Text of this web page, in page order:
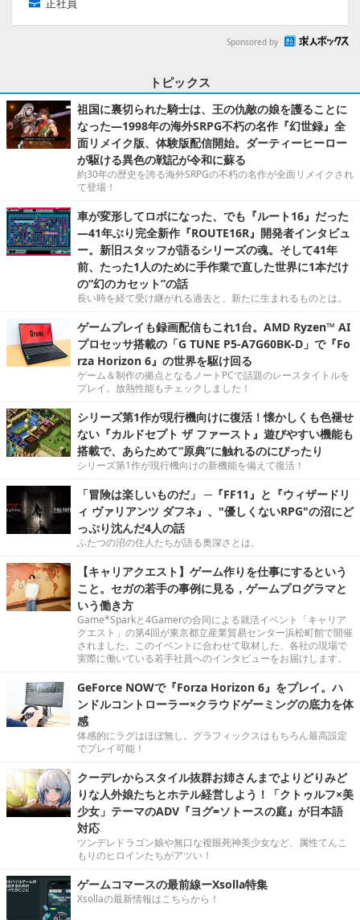
正社員
Sponsored by
トピックス
祖国に裏切られた騎士は、王の仇敵の娘を護ることに
なった―1998年の海外SRPG不朽の名作『幻世録』全
面リメイク版、体験版配信開始。ダーティーヒーロー
が駆ける異色の戦記が令和に蘇る
約30年の歴史を誇る海外SRPGの不朽の名作が全面リメイクされ
て登場！
車が変形してロボになった、でも『ルート16』だった
―41年ぶり完全新作『ROUTE16R』開発者インタビュ
ー。新旧スタッフが語るシリーズの魂。そして41年
前、たった1人のために手作業で直した世界に1本だけ
の“幻のカセット”の話
長い時を経て受け継がれる過去と、新たに生まれるものとは。
ゲームプレイも録画配信もこれ1台。AMD Ryzen™ AI
プロセッサ搭載の「G TUNE P5-A7G60BK-D」で『Fo
rza Horizon 6』の世界を駆け回る
ゲーム＆制作の拠点となるノートPCで話題のレースタイトルを
プレイ。放熱性能もチェックしました！
シリーズ第1作が現行機向けに復活！懐かしくも色褪せ
ない『カルドセプト ザ ファースト』遊びやすい機能も
搭載で、あらためて“原典”に触れるのにぴったり
シリーズ第1作が現行機向けの新機能を備えて復活！
「冒険は楽しいものだ」 ─『FF11』と『ウィザードリ
ィ ヴァリアンツ ダフネ』、"優しくないRPG"の沼にど
っぷり沈んだ4人の話
ふたつの沼の住人たちが語る奥深さとは。
【キャリアクエスト】ゲーム作りを仕事にするという
こと。セガの若手の事例に見る，ゲームプログラマと
いう働き方
Game*Sparkと4Gamerの合同による就活イベント「キャリア
クエスト」の第4回が東京都立産業貿易センター浜松町館で開催
されました。このイベントに合わせて取材した、各社の現場で
実際に働いている若手社員へのインタビューをお届けします。
GeForce NOWで『Forza Horizon 6』をプレイ。ハ
ンドルコントローラー×クラウドゲーミングの底力を体
感
体感的にラグはほぼ無し。グラフィックスはもちろん最高設定
でプレイ可能！
クーデレからスタイル抜群お姉さんまでよりどりみど
りな人外娘たちとホテル経営しよう！「クトゥルフ×美
少女」テーマのADV『ヨグ=ソトースの庭』が日本語
対応
ツンデレドラゴン娘や無口な複眼死神美少女など、属性てんこ
もりのヒロインたちがアツい！
ゲームコマースの最前線ーXsolla特集
Xsollaの最新情報はこちらから！